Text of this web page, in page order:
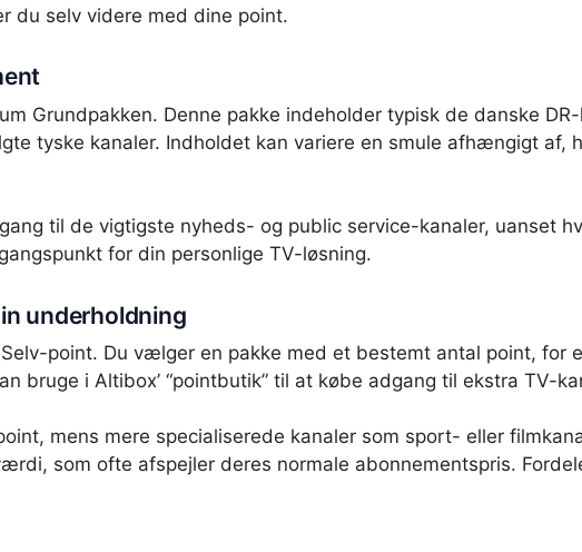
du selv videre med dine point.
Grundpakken. Denne pakke indeholder typisk de danske DR-
tyske kanaler. Indholdet kan variere en smule afhængigt af,
til de vigtigste nyheds- og public service-kanaler, uanset
for din personlige TV-løsning.
underholdning
point. Du vælger en pakke med et bestemt antal point, for
bruge i Altibox’ “pointbutik” til at købe adgang til ekstra TV-
mens mere specialiserede kanaler som sport- eller
som ofte afspejler deres normale abonnementspris.